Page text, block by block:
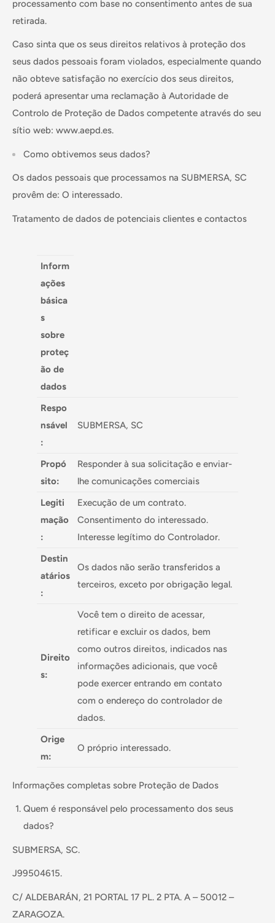
processamento com base no consentimento antes de sua
retirada.
Caso sinta que os seus direitos relativos à proteção dos
seus dados pessoais foram violados, especialmente quando
não obteve satisfação no exercício dos seus direitos,
poderá apresentar uma reclamação à Autoridade de
Controlo de Proteção de Dados competente através do seu
sítio web: www.aepd.es.
Como obtivemos seus dados?
Os dados pessoais que processamos na SUBMERSA, SC
provêm de: O interessado.
Tratamento de dados de potenciais clientes e contactos
Inform
ações
básica
s
sobre
proteç
ão de
dados
Respo
nsável
:
SUBMERSA, SC
Propó
sito:
Responder à sua solicitação e enviar-
lhe comunicações comerciais
Legiti
mação
:
Execução de um contrato.
Consentimento do interessado.
Interesse legítimo do Controlador.
Destin
atários
:
Os dados não serão transferidos a
terceiros, exceto por obrigação legal.
Direito
s:
Você tem o direito de acessar,
retificar e excluir os dados, bem
como outros direitos, indicados nas
informações adicionais, que você
pode exercer entrando em contato
com o endereço do controlador de
dados.
Orige
m:
O próprio interessado.
Informações completas sobre Proteção de Dados
Quem é responsável pelo processamento dos seus
dados?
SUBMERSA, SC.
J99504615.
C/ ALDEBARÁN, 21 PORTAL 17 PL. 2 PTA. A – 50012 –
ZARAGOZA.